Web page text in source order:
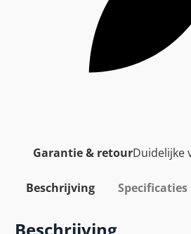
Garantie & retourDuidelijke
Beschrijving Specificaties